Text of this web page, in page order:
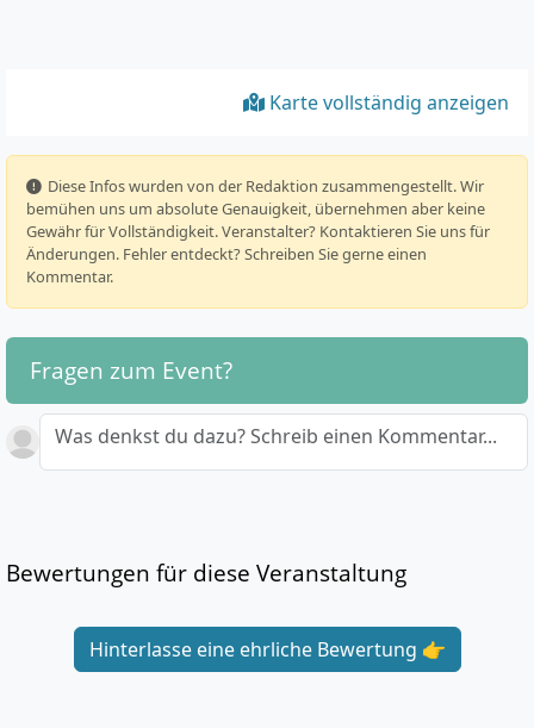
Karte vollständig anzeigen
️ Diese Infos wurden von der Redaktion zusammengestellt. Wir
bemühen uns um absolute Genauigkeit, übernehmen aber keine
Gewähr für Vollständigkeit. Veranstalter? Kontaktieren Sie uns für
Änderungen. Fehler entdeckt? Schreiben Sie gerne einen
Kommentar.
Fragen zum Event?
Was denkst du dazu? Schreib einen Kommentar...
Bewertungen für diese Veranstaltung
Hinterlasse eine ehrliche Bewertung 👉